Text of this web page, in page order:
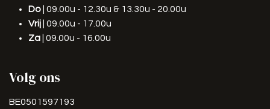
Do | 09.00u - 12.30u & 13.30u - 20.00u
Vrij | 09.00u - 17.00u
Za | 09.00u - 16.00u
Volg ons
BE0501597193